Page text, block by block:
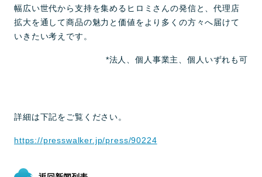
幅広い世代から支持を集めるヒロミさんの発信と、代理店
拡大を通して商品の魅力と価値をより多くの方々へ届けて
いきたい考えです。
*法人、個人事業主、個人いずれも可
詳細は下記をご覧ください。
https://presswalker.jp/press/90224